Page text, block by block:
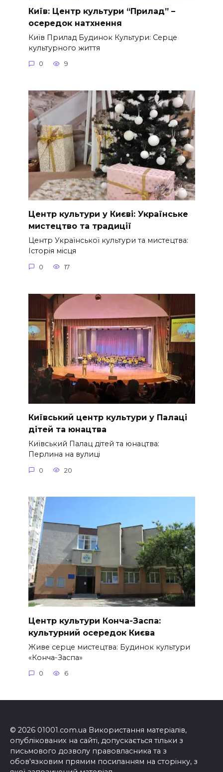
Київ: Центр культури “Прилад” –
осередок натхнення
Київ Прилад Будинок Культури: Серце
культурного життя
0 9
Центр культури у Києві: Українське
мистецтво та традиції
Центр Української культури та мистецтва:
Історія місця
0 17
Київський центр культури у Палаці
дітей та юнацтва
Київський Палац дітей та юнацтва:
Перлина на вулиці
0 20
Центр культури Конча-Заспа:
культурний осередок Києва
Живе серце мистецтва: Будинок культури
«Конча-Заспа»
0 6
© 2026 01001.com.ua Використання матеріалів,
опублікованих на сайті, допускається тільки з
письмового дозволу правовласника та з
обов'язковим прямим посиланням на сторінку, з